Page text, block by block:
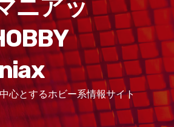
ニアッ
心とするホビー系情報サイト